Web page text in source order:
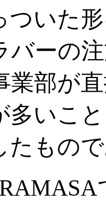
ついた
バーの
業部が
多いこ
たもの